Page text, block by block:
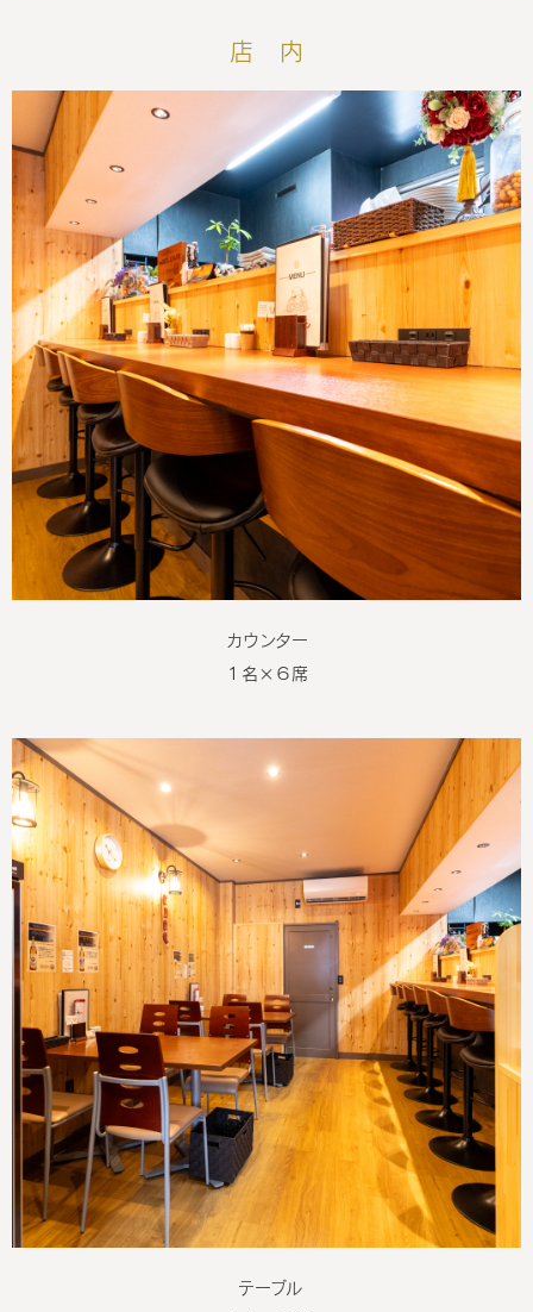
５月２４日
【新メニュー】
お刺身３点盛りが新たに登場です。
オーナー自らが新潟県上越市沖で釣ってきた、今が旬の乗っ込み
真鯛ご提供中。
本日より、オーナーが新潟県糸魚川市で取ってきた「ホタルイカ
沖漬け」が登場します。
捕れたての旬のホタルイカをその場で調味料に漬け込んだ一品で
す。
ソーセージはもちろんの事、精肉店を長年営んできた経験を活か
し「珍しいお肉」「美味 しいお肉」、また趣味
の釣り歴四十数年の特徴を生かし、新鮮なお魚を随時ご提供中で
す。
あっさりとした和のおつまみもご提供中です。
５月１７日
日曜定休日 へと変更になります。
毎週月曜日はオーナーdayとなります。
肉に携わり２８年のオーナーが店舗を切り盛りします。
いつもと違った珍しい部位や食べ方が登場します。
肉やソーセージにまつわるディープな話が盛り沢山？？
調理に不慣れなため１部メニューは月曜日のみお休みするものも
あります。
５月２１日は「ルーミート」が登場します。
ルーミートとは？
お楽しみに！
店 内
カウンター
１名×６席
テーブル